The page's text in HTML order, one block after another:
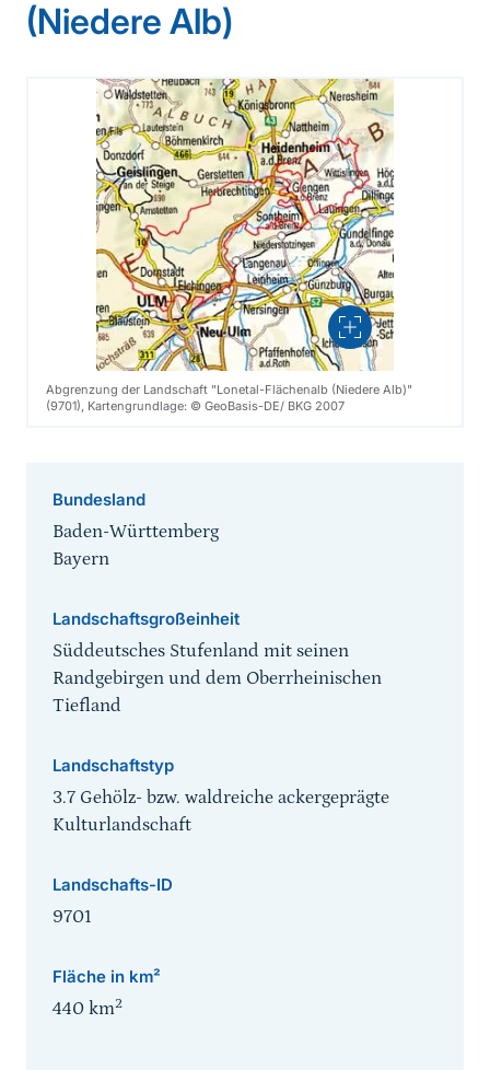
(Niedere Alb)
Vergrößern
Abgrenzung der Landschaft "Lonetal-Flächenalb (Niedere Alb)"
(9701), Kartengrundlage: © GeoBasis-DE/ BKG 2007
Bundesland
Baden-Württemberg
Bayern
Landschaftsgroßeinheit
Süddeutsches Stufenland mit seinen
Randgebirgen und dem Oberrheinischen
Tiefland
Landschaftstyp
3.7 Gehölz- bzw. waldreiche ackergeprägte
Kulturlandschaft
Landschafts-ID
9701
Fläche in km²
440 km2